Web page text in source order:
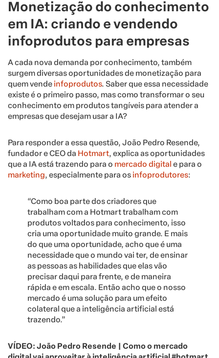
Monetização do conhecimento
em IA: criando e vendendo
infoprodutos para empresas
A cada nova demanda por conhecimento, também
surgem diversas oportunidades de monetização para
quem vende infoprodutos. Saber que essa necessidade
existe é o primeiro passo, mas como transformar o seu
conhecimento em produtos tangíveis para atender a
empresas que desejam usar a IA?
Para responder a essa questão, João Pedro Resende,
fundador e CEO da Hotmart, explica as oportunidades
que a IA está trazendo para o mercado digital e para o
marketing, especialmente para os infoprodutores:
“Como boa parte dos criadores que
trabalham com a Hotmart trabalham com
produtos voltados para conhecimento, isso
cria uma oportunidade muito grande. E mais
do que uma oportunidade, acho que é uma
necessidade que o mundo vai ter, de ensinar
as pessoas as habilidades que elas vão
precisar daqui para frente, e de maneira
rápida e em escala. Então acho que o nosso
mercado é uma solução para um efeito
colateral que a inteligência artificial está
trazendo.”
VÍDEO: João Pedro Resende | Como o mercado